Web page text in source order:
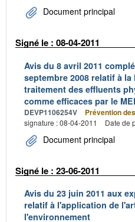
Document principal
Signé le : 08-04-2011
Avis du 8 avril 2011
septembre 2008 relatif à
traitement des effluents
comme efficaces par le
DEVP1106254V Prévention
signature : 08-04-2011
Date de
Document principal
Signé le : 23-06-2011
Avis du 23 juin 2011 aux
relatif à l'application de
l'environnement